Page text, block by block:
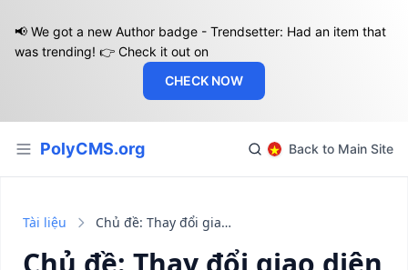
📢 We got a new Author badge - Trendsetter: Had an item that
was trending! 👉 Check it out on
CHECK NOW
PolyCMS.org Back to Main Site
Tài liệu Chủ đề: Thay đổi giao diện trang web của bạn